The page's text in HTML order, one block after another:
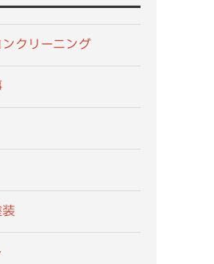
クリーニング